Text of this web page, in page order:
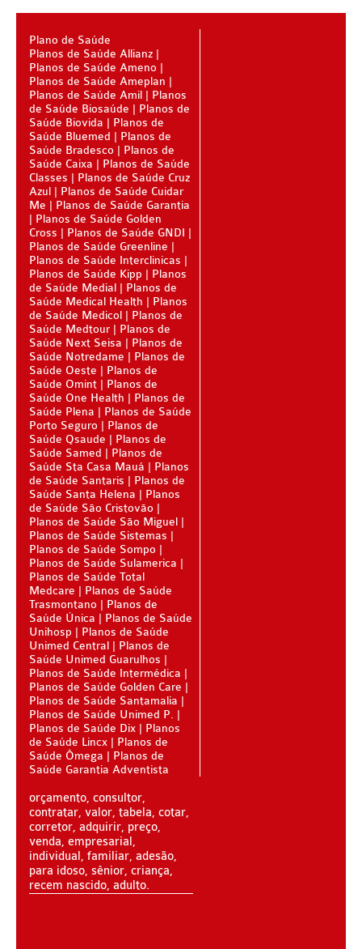
MEDSENIORPLANO DE SAÚDE SÊNIOR
QSAÚDE PLANO DE SAÚDE SÊNIOR
SANTA HELENA PLANO DE SAÚDE SÊNIOR
SÃO CRISTOVÃO PLANO DE SAÚDE SÊNIOR
TOTAL MEDCARE PLANO DE SAÚDE SÊNIOR
TRANSMONTANO PLANO DE SAÚDE SÊNIOR
ÚNICA PLANO DE SAÚDE SÊNIOR
UNIHOSP PLANO DE SAÚDE SÊNIOR
OPERADORAS
PLANO DE SAÚDE ALLIANZ
PLANO DE SAÚDE AMEPLAN
PLANO DE SAÚDE AMENO
PLANO DE SAÚDE AMIL
PLANO DE SAÚDE BIOSAÚDE
PLANO DE SAÚDE BIOVIDA
PLANO DE SAÚDE BLUEMED
PLANO DE SAÚDE BRADESCO
PLANO DE SAÚDE CAIXA
PLANO DE SAÚDE CLASSES AACL
PLANO DE SAÚDE CUIDAR ME
PLANO DE SAÚDE DIX
PLANO DE SAÚDE GARANTIA GS SAÚDE
PLANO DE SAÚDE GARANTIA ADVENTISTA
PLANO DE SAÚDE GOLDEN CARE
PLANO DE SAÚDE GOLDEN CROSS
PLANO DE SAÚDE GNDI
PLANO DE SAÚDE KIPP
PLANO DE SAÚDE INTERMÉDICA
PLANO DE SAÚDE GREENLINE
Plano de Saúde
Planos de Saúde Allianz
Planos de Saúde Ameno
Planos de Saúde Ameplan
Planos de Saúde Amil
Planos
de Saúde Biosaúde
Planos de
Saúde Biovida
Planos de
Saúde Bluemed
Planos de
Saúde Bradesco
Planos de
Saúde Caixa
Planos de Saúde
Classes
Planos de Saúde Cruz
Azul
Planos de Saúde Cuidar
Me
Planos de Saúde Garantia
Planos de Saúde Golden
Cross
Planos de Saúde GNDI
Planos de Saúde Greenline
Planos de Saúde Interclinicas
Planos de Saúde Kipp
Planos
de Saúde Medial
Planos de
Saúde Medical Health
Planos
de Saúde Medicol
Planos de
Saúde Medtour
Planos de
Saúde Next Seisa
Planos de
Saúde Notredame
Planos de
Saúde Oeste
Planos de
Saúde Omint
Planos de
Saúde One Health
Planos de
Saúde Plena
Planos de Saúde
Porto Seguro
Planos de
Saúde Qsaude
Planos de
Saúde Samed
Planos de
Saúde Sta Casa Mauá
Planos
de Saúde Santaris
Planos de
Saúde Santa Helena
Planos
de Saúde São Cristovão
Planos de Saúde São Miguel
Planos de Saúde Sistemas
Planos de Saúde Sompo
Planos de Saúde Sulamerica
Planos de Saúde Total
Medcare
Planos de Saúde
Trasmontano
Planos de
Saúde Única
Planos de Saúde
Unihosp
Planos de Saúde
Unimed Central
Planos de
Saúde Unimed Guarulhos
Planos de Saúde Intermédica
Planos de Saúde Golden Care
Planos de Saúde Santamalia
Planos de Saúde Unimed P.
Planos de Saúde Dix
Planos
de Saúde Lincx
Planos de
Saúde Ômega
Planos de
Saúde Garantia Adventista
orçamento, consultor,
contratar, valor, tabela, cotar,
corretor, adquirir, preço,
venda, empresarial,
individual, familiar, adesão,
para idoso, sênior, criança,
recem nascido, adulto.